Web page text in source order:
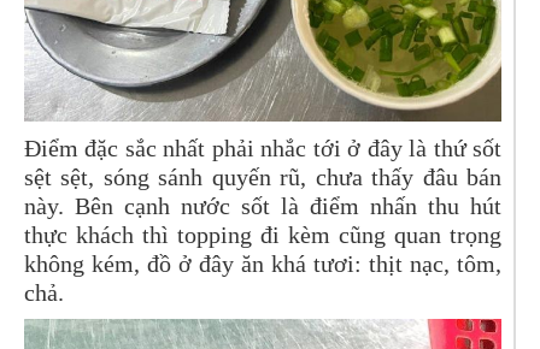
Điểm đặc sắc nhất phải nhắc tới ở đây là thứ sốt
sệt sệt, sóng sánh quyến rũ, chưa thấy đâu bán
này. Bên cạnh nước sốt là điểm nhấn thu hút
thực khách thì topping đi kèm cũng quan trọng
không kém, đồ ở đây ăn khá tươi: thịt nạc, tôm,
chả.